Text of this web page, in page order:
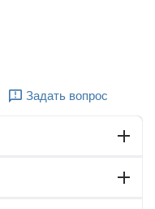
Задать вопрос